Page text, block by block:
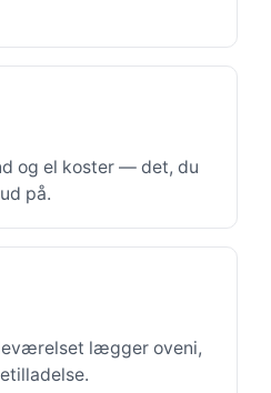
og el koster — det, du
på.
lægger oveni,